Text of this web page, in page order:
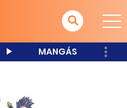
MANGÁS